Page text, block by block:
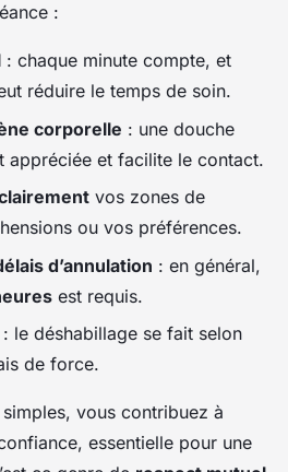
:
: chaque minute compte, et
réduire le temps de soin.
corporelle : une douche
appréciée et facilite le contact.
vos zones de
ou vos préférences.
d’annulation : en général,
est requis.
: le déshabillage se fait selon
de force.
vous contribuez à
essentielle pour une